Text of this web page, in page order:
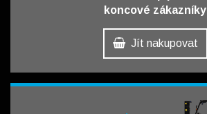
koncové zákazníky
Jít nakupovat